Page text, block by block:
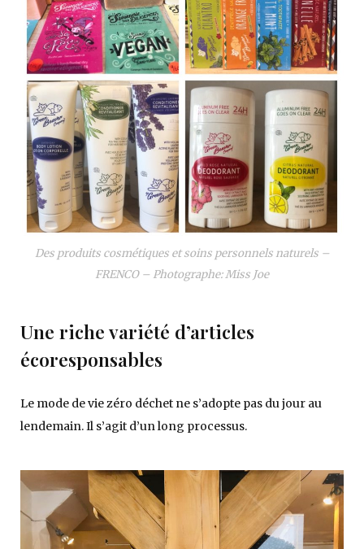
Des produits cosmétiques et soins personnels naturels –
FRENCO – Photographe: Miss Joe
Une riche variété d’articles
écoresponsables
Le mode de vie zéro déchet ne s’adopte pas du jour au
lendemain. Il s’agit d’un long processus.